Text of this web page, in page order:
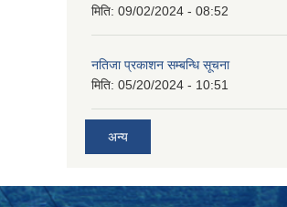
मिति: 09/02/2024 - 08:52
नतिजा प्रकाशन सम्बन्धि सूचना
मिति: 05/20/2024 - 10:51
अन्य